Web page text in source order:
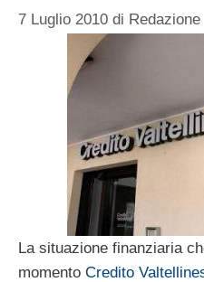
7 Luglio 2010 di Redazione
La situazione finanziaria
momento Credito